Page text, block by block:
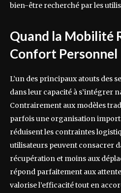
bien-être recherché par les
Quand la Mobilité
Confort Personnel
L’un des principaux atouts des
dans leur capacité à s’intégrer
Contrairement aux modèles
parfois une organisation
réduisent les contraintes
utilisateurs peuvent consacrer
récupération et moins aux
répond parfaitement aux
valorise l’efficacité tout en